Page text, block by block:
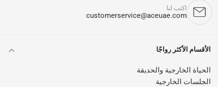
اكتب لنا
customerservice@aceuae.com
الأقسام الأكثر رواجًا
الحياة الخارجية والحديقة
الجلسات الخارجية